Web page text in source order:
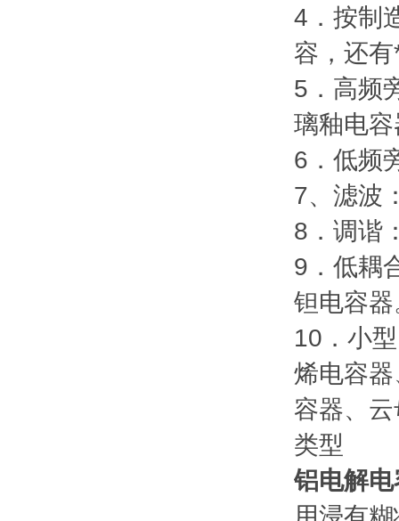
4．按制
容，还
5．高频
璃釉电
6．低频
7、滤波
8．调谐
9．低耦
钽电容器
10．小
烯电容
容器、
类型
铝电解